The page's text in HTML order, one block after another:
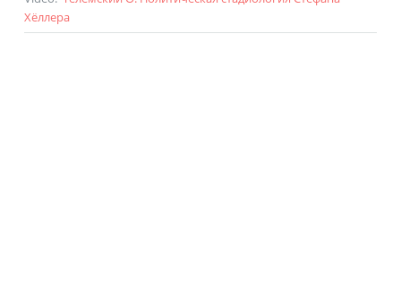
Хёллера